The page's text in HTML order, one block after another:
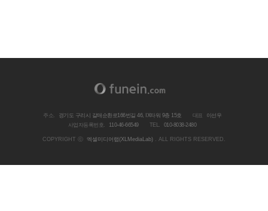
주소. 경기도 구리시 갈매순환로166번길 46, IX타워 9층 15호 대표
이선우
사업자등록번호.
110-46-66549 TEL. 010-8038-2480
COPYRIGHT ⓒ 엑셀미디어랩(XLMediaLab) . ALL RIGHTS RESERVED.